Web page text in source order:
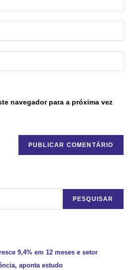
navegador para a próxima vez
PESQUISAR
9,4% em 12 meses e setor
aponta estudo